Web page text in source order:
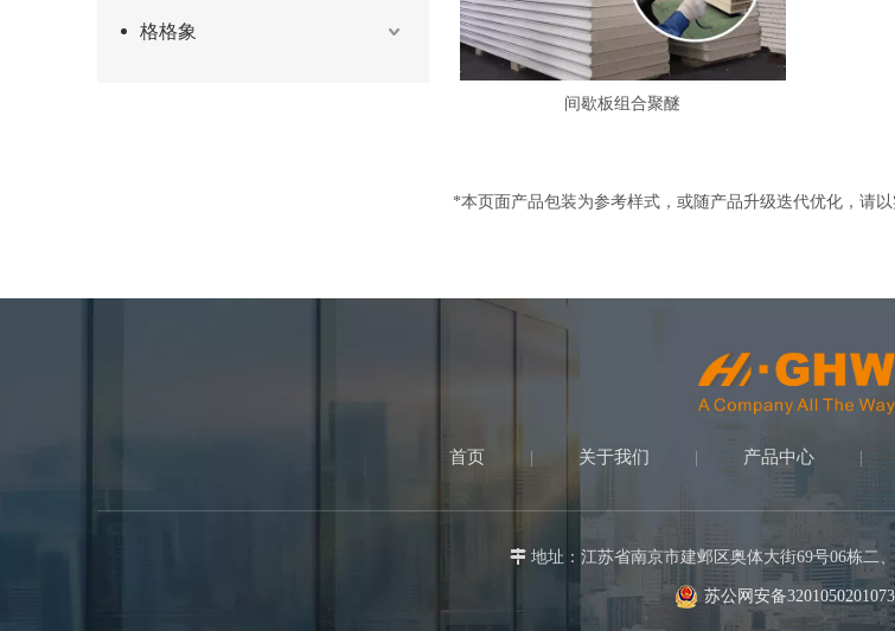
格格象
间歇板组合聚醚
*本页面产品包装为参考样式，或随产品升级迭代优化，请以
首页 关于我们 产品中心
 地址：江苏省南京市建邺区奥体大街69号06栋
苏公网安备